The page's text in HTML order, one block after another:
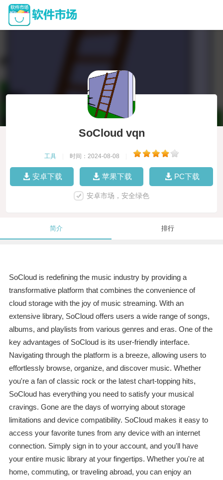
SoCloud vqn
工具 时间：2024-08-08
安卓下载 苹果下载 PC下载
安卓市场，安全绿色
简介 排行
SoCloud is redefining the music industry by providing a
transformative platform that combines the convenience of
cloud storage with the joy of music streaming. With an
extensive library, SoCloud offers users a wide range of songs,
albums, and playlists from various genres and eras. One of the
key advantages of SoCloud is its user-friendly interface.
Navigating through the platform is a breeze, allowing users to
effortlessly browse, organize, and discover music. Whether
you're a fan of classic rock or the latest chart-topping hits,
SoCloud has everything you need to satisfy your musical
cravings. Gone are the days of worrying about storage
limitations and device compatibility. SoCloud makes it easy to
access your favorite tunes from any device with an internet
connection. Simply sign in to your account, and you'll have
your entire music library at your fingertips. Whether you're at
home, commuting, or traveling abroad, you can enjoy an